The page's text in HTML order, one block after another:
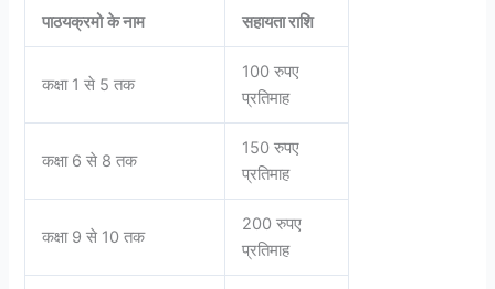
पाठयक्रमो केनाम सहायताराशि
कक्षा 1 से 5 तक
100 रुपए
प्रतिमाह
कक्षा 6 से 8 तक
150 रुपए
प्रतिमाह
कक्षा 9 से 10 तक
200 रुपए
प्रतिमाह